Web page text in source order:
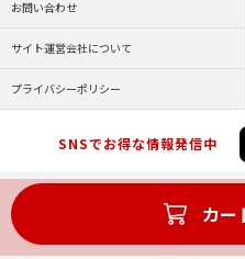
カー
お問い合わせ
サイト運営会社について
プライバシーポリシー
SNSでお得な情報発信中